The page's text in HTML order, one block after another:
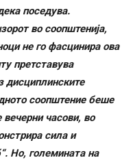
поседува.
во соопштенија,
не го фасцинира ова
претставува
дисциплинските
соопштение беше
вечерни часови, во
сила и
Но, големината на